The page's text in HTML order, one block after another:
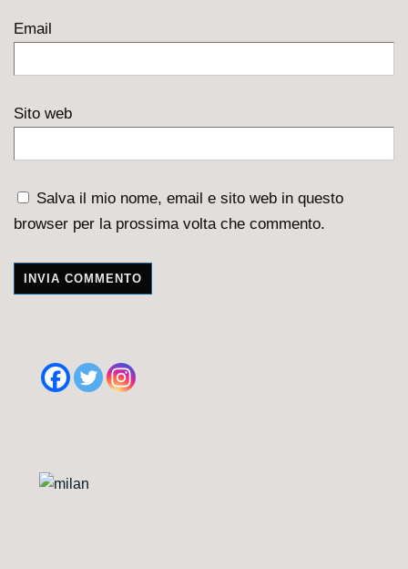
Email
Sito web
Salva il mio nome, email e sito web in questo
browser per la prossima volta che commento.